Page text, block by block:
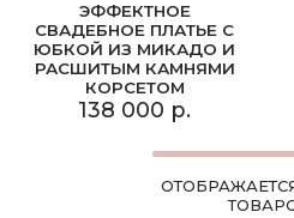
ЭФФЕКТНОЕ
СВАДЕБНОЕ ПЛАТЬЕ С
ЮБКОЙ ИЗ МИКАДО И
РАСШИТЫМ КАМНЯМИ
КОРСЕТОМ
138 000 р.